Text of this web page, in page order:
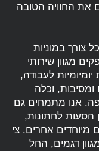
את החוויה הטובה
צורך במוניות
מגוון שירותי
לעבודה,
וכלה
אנו מתמחים גם
הסעות לחתונות,
מיוחדים אחרים. צי
דגמים, החל